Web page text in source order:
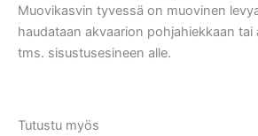
Muovikasvin tyvessä on muovinen
haudataan akvaarion pohjahiekkaan
tms. sisustusesineen alle.
Tutustu myös